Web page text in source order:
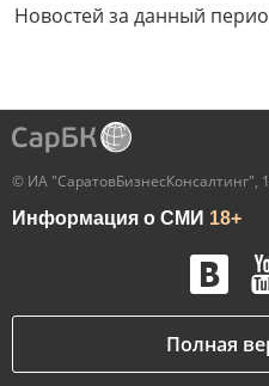
Новостей за данный
© ИА "СаратовБизнесКонсалтинг",
Информация о СМИ 18+
Полная